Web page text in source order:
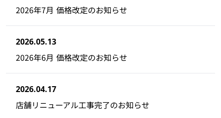
2026年7月 価格改定のお知らせ
2026.05.13
2026年6月 価格改定のお知らせ
2026.04.17
店舗リニューアル工事完了のお知らせ